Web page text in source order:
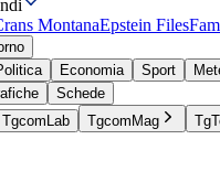
MontanaEpstein Files
Economia Sport
Schede
TgcomLab TgcomMag